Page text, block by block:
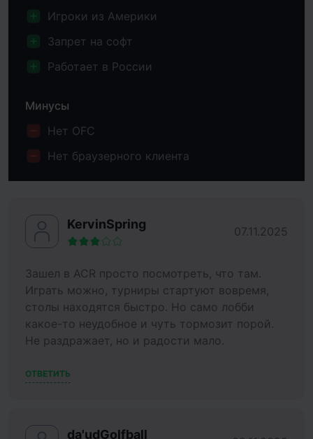
Игроки из Америки
Запрет на софт
Работает в России
Минусы
Нет OFC
Нет браузерного клиента
KervinSpring 07.11.2025
Зашел в ACR просто посмотреть, что там.
Играть можно, турниры стартуют вовремя,
столы находятся быстро. Но само лобби
какое-то неудобное и чуть тормозит порой.
Не раздражает, но и радости мало.
ОТВЕТИТЬ
da'udGolfball